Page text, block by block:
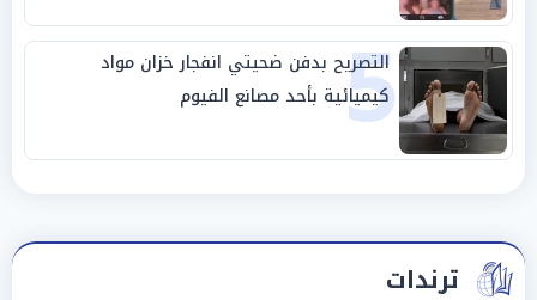
5
التصريح بدفن ضحيتي انفجار خزان مواد
كيميائية بأحد مصانع الفيوم
ترندات